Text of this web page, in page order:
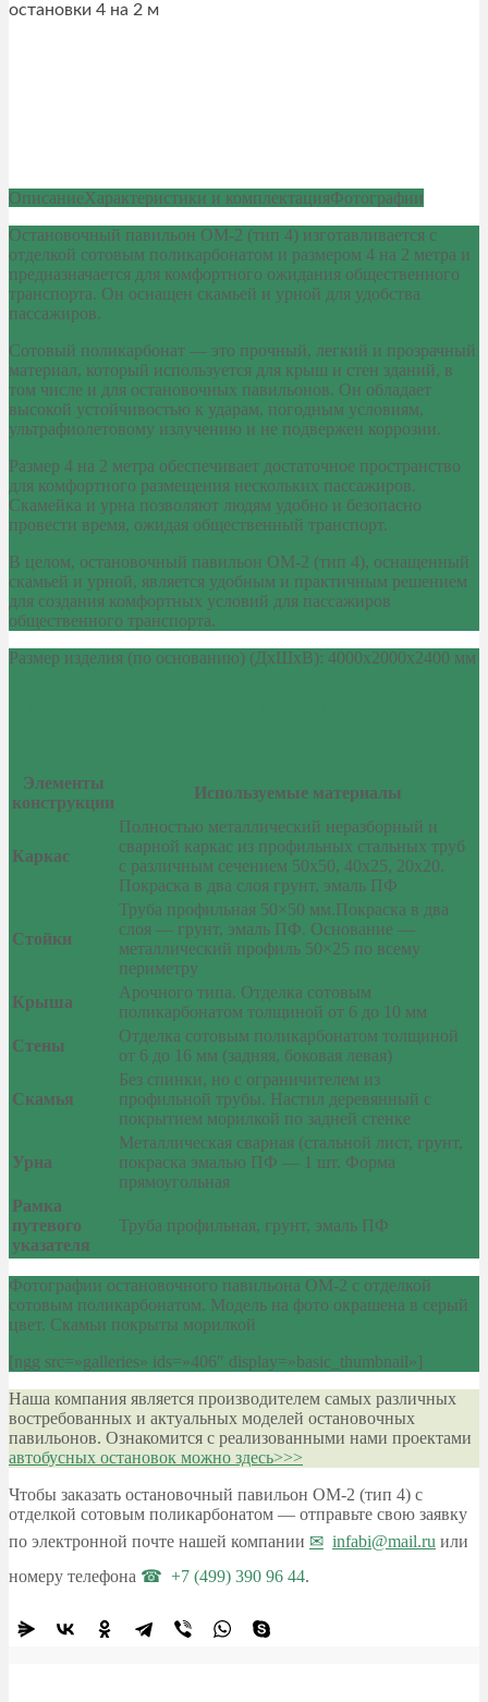
остановки 4 на 2 м
ОписаниеХарактеристики и комплектацияФотографии
Остановочный павильон ОМ-2 (тип 4) изготавливается с
отделкой сотовым поликарбонатом и размером 4 на 2 метра и
предназначается для комфортного ожидания общественного
транспорта. Он оснащен скамьей и урной для удобства
пассажиров.
Сотовый поликарбонат — это прочный, легкий и прозрачный
материал, который используется для крыш и стен зданий, в
том числе и для остановочных павильонов. Он обладает
высокой устойчивостью к ударам, погодным условиям,
ультрафиолетовому излучению и не подвержен коррозии.
Размер 4 на 2 метра обеспечивает достаточное пространство
для комфортного размещения нескольких пассажиров.
Скамейка и урна позволяют людям удобно и безопасно
провести время, ожидая общественный транспорт.
В целом, остановочный павильон ОМ-2 (тип 4), оснащенный
скамьей и урной, является удобным и практичным решением
для создания комфортных условий для пассажиров
общественного транспорта.
Размер изделия (по основанию) (ДхШхВ): 4000x2000x2400 мм
Элементы
конструкции
Используемые материалы
Каркас
Полностью металлический неразборный и
сварной каркас из профильных стальных труб
с различным сечением 50х50, 40х25, 20х20.
Покраска в два слоя грунт, эмаль ПФ
Стойки
Труба профильная 50×50 мм.Покраска в два
слоя — грунт, эмаль ПФ. Основание —
металлический профиль 50×25 по всему
периметру
Крыша
Арочного типа. Отделка сотовым
поликарбонатом толщиной от 6 до 10 мм
Стены
Отделка сотовым поликарбонатом толщиной
от 6 до 16 мм (задняя, боковая левая)
Скамья
Без спинки, но с ограничителем из
профильной трубы. Настил деревянный с
покрытием морилкой по задней стенке
Урна
Металлическая сварная (стальной лист, грунт,
покраска эмалью ПФ — 1 шт. Форма
прямоугольная
Рамка
путевого
указателя
Труба профильная, грунт, эмаль ПФ
Фотографии остановочного павильона ОМ-2 с отделкой
сотовым поликарбонатом. Модель на фото окрашена в серый
цвет. Скамьи покрыты морилкой
[ngg src=»galleries» ids=»406″ display=»basic_thumbnail»]
Наша компания является производителем самых различных
востребованных и актуальных моделей остановочных
павильонов. Ознакомится с реализованными нами проектами
автобусных остановок можно здесь>>>
Чтобы заказать остановочный павильон ОМ-2 (тип 4) с
отделкой сотовым поликарбонатом — отправьте свою заявку
по электронной почте нашей компании
infabi@mail.ru или
номеру телефона
+7 (499) 390 96 44.